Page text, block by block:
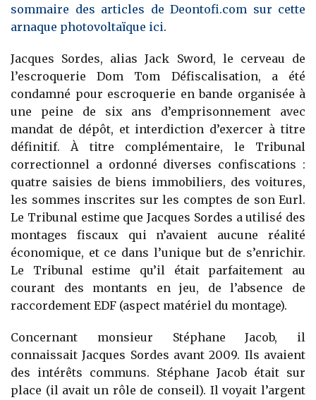
sommaire des articles de Deontofi.com sur cette
arnaque photovoltaïque ici.
Jacques Sordes, alias Jack Sword, le cerveau de
l’escroquerie Dom Tom Défiscalisation, a été
condamné pour escroquerie en bande organisée à
une peine de six ans d’emprisonnement avec
mandat de dépôt, et interdiction d’exercer à titre
définitif. À titre complémentaire, le Tribunal
correctionnel a ordonné diverses confiscations :
quatre saisies de biens immobiliers, des voitures,
les sommes inscrites sur les comptes de son Eurl.
Le Tribunal estime que Jacques Sordes a utilisé des
montages fiscaux qui n’avaient aucune réalité
économique, et ce dans l’unique but de s’enrichir.
Le Tribunal estime qu’il était parfaitement au
courant des montants en jeu, de l’absence de
raccordement EDF (aspect matériel du montage).
Concernant monsieur Stéphane Jacob, il
connaissait Jacques Sordes avant 2009. Ils avaient
des intérêts communs. Stéphane Jacob était sur
place (il avait un rôle de conseil). Il voyait l’argent